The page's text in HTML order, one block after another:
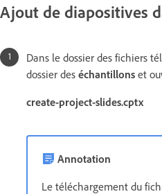
Ajout de diapositives
Dans le dossier des fichiers
dossier des échantillons et
create-project-slides.cptx
Annotation
Le téléchargement du